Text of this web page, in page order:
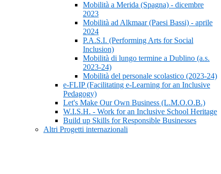
Mobilità a Merida (Spagna) - dicembre
2023
Mobilità ad Alkmaar (Paesi Bassi) - aprile
2024
P.A.S.I. (Performing Arts for Social
Inclusion)
Mobilità di lungo termine a Dublino (a.s.
2023-24)
Mobilità del personale scolastico (2023-24)
e-FLIP (Facilitating e-Learning for an Inclusive
Pedagogy)
Let's Make Our Own Business (L.M.O.O.B.)
W.I.S.H. - Work for an Inclusive School Heritage
Build up Skills for Responsible Businesses
Altri Progetti internazionali